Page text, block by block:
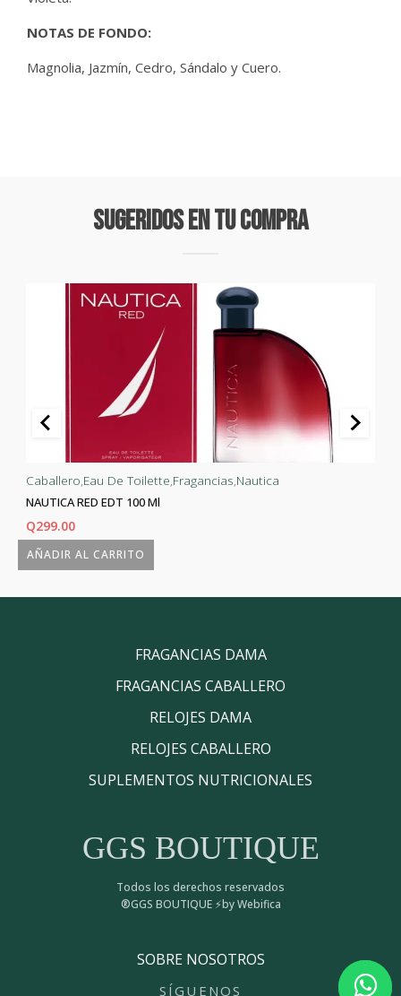
NOTAS DE FONDO:
Magnolia, Jazmín, Cedro, Sándalo y Cuero.
Sugeridos En Tu Compra
AÑADIR AL CARRITO
Caballero Eau De Toilette Fragancias Nautica
NAUTICA RED EDT 100 Ml
Q299.00
FRAGANCIAS DAMA
FRAGANCIAS CABALLERO
RELOJES DAMA
RELOJES CABALLERO
SUPLEMENTOS NUTRICIONALES
GGS BOUTIQUE
Todos los derechos reservados
®GGS BOUTIQUE ⚡by Webifica
SOBRE NOSOTROS
SÍGUENOS